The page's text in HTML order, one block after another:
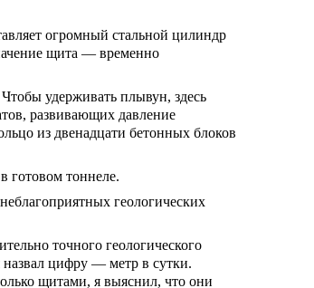
огромный стальной цилиндр
щита — временно
удерживать плывун, здесь
развивающих давление
из двенадцати бетонных блоков
готовом тоннеле.
геологических
точного геологического
назвал цифру — метр в сутки.
щитами, я выяснил, что они